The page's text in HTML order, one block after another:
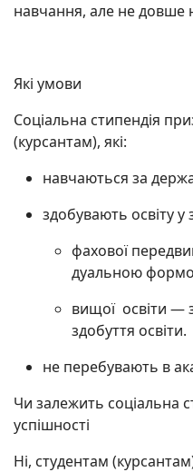
навчання, але не довше
Які умови
Соціальна стипендія
(курсантам), які:
навчаються за
здобувають освіту у
фахової
дуальною
вищої освіти
здобуття освіти.
не перебувають в
Чи залежить соціальна
успішності
Ні, студентам